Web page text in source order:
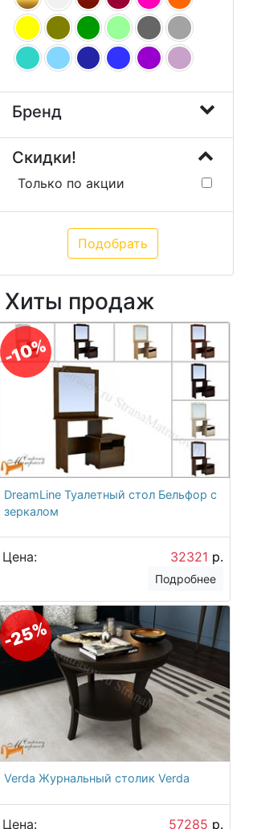
Бренд
Скидки!
Только по акции
Хиты продаж
-10%
DreamLine Туалетный стол Бельфор с
зеркалом
Цена: 32321 р.
Подробнее
-25%
Verda Журнальный столик Verda
Цена: 57285 р.